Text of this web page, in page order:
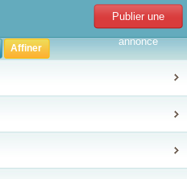
Publier une
annonce
Affiner